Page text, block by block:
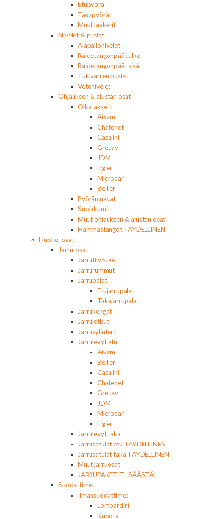
Etupyörä
Takapyörä
Muut laakerit
Nivelet & puslat
Alapallonivelet
Raidetangonpäät ulko
Raidetangonpäät sisä
Tukivarren puslat
Vetonivelet
Ohjauksen & alustan osat
Olka-akselit
Aixam
Chatenet
Casalini
Grecav
JDM
Ligier
Microcar
Bellier
Pyörän navat
Suojakumit
Muut ohjauksen & alustan osat
Hammastangot TÄYDELLINEN
Huolto-osat
Jarru-osat
Jarrutiivisteet
Jarrurummut
Jarrupalat
Etujarrupalat
Takajarrupalat
Jarrukengät
Jarruletkut
Jarrusylinterit
Jarrulevyt etu
Aixam
Bellier
Casalini
Chatenet
Grecav
JDM
Microcar
Ligier
Jarrulevyt taka
Jarrusatulat etu TÄYDELLINEN
Jarrusatulat taka TÄYDELLINEN
Muut jarruosat
JARRUPAKETIT -SÄÄSTÄ!
Suodattimet
Ilmansuodattimet
Lombardini
Kubota